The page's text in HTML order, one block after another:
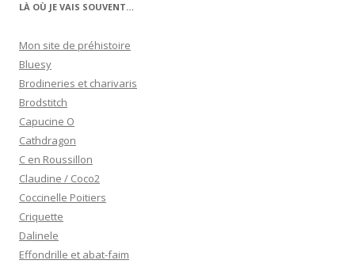
LÀ OÙ JE VAIS SOUVENT…
Mon site de préhistoire
Bluesy
Brodineries et charivaris
Brodstitch
Capucine O
Cathdragon
C en Roussillon
Claudine / Coco2
Coccinelle Poitiers
Criquette
Dalinele
Effondrille et abat-faim